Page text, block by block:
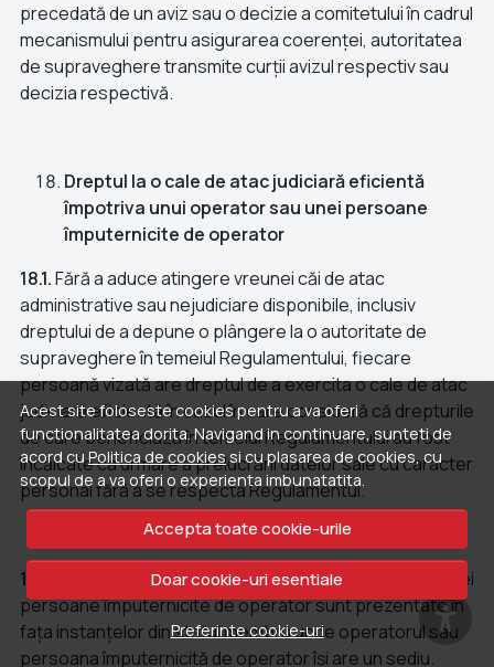
precedată de un aviz sau o decizie a comitetului în cadrul
mecanismului pentru asigurarea coerenței, autoritatea
de supraveghere transmite curții avizul respectiv sau
decizia respectivă.
Dreptul la o cale de atac judiciară eficientă
împotriva unui operator sau unei persoane
împuternicite de operator
18.1.Fără a aduce atingere vreunei căi de atac
administrative sau nejudiciare disponibile, inclusiv
dreptului de a depune o plângere la o autoritate de
supraveghere în temeiul Regulamentului, fiecare
persoană vizată are dreptul de a exercita o cale de atac
judiciară eficientă în cazul în care consideră că drepturile
de care beneficiază în temeiul Regulamentului au fost
încălcate ca urmare a prelucrării datelor sale cu caracter
personal fără a se respecta Regulamentul.
18.2.
Acțiunile introduse împotriva unui operator sau unei
persoane împuternicite de operator sunt prezentate în
fața instanțelor din statul membru unde operatorul sau
persoana împuternicită de operator își are un sediu.
Acest site foloseste cookies pentru a va oferi
functionalitatea dorita. Navigand in continuare, sunteti de
acord cuPolitica de cookiessi cu plasarea de cookies, cu
scopul de a va oferi o experienta imbunatatita.
Accepta toate cookie-urile
Doar cookie-uri esentiale
Preferinte cookie-uri